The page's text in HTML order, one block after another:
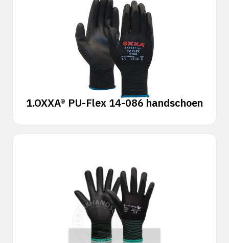
1.OXXA® PU-Flex 14-086 handschoen